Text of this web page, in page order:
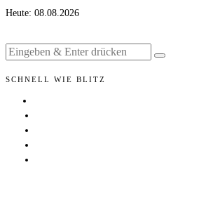
Heute: 08.08.2026
SCHNELL WIE BLITZ